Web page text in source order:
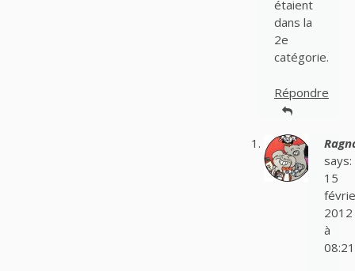
étaient
dans la
2e
catégorie.
Répondre
says:
15
2012
à
08:21